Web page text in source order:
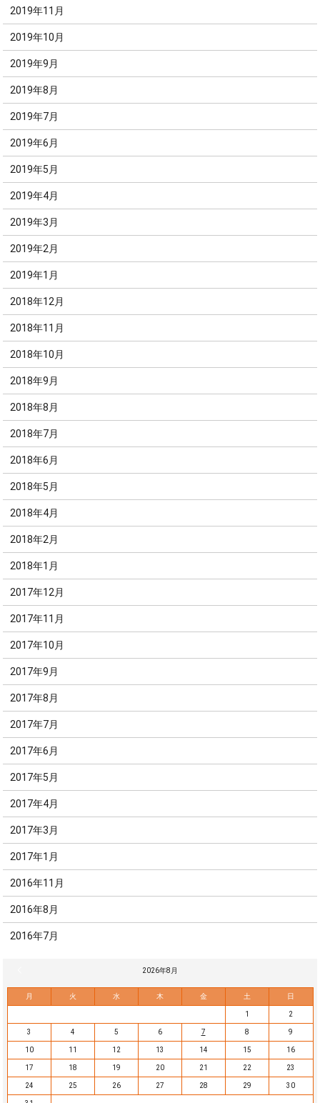
2019年11月
2019年10月
2019年9月
2019年8月
2019年7月
2019年6月
2019年5月
2019年4月
2019年3月
2019年2月
2019年1月
2018年12月
2018年11月
2018年10月
2018年9月
2018年8月
2018年7月
2018年6月
2018年5月
2018年4月
2018年2月
2018年1月
2017年12月
2017年11月
2017年10月
2017年9月
2017年8月
2017年7月
2017年6月
2017年5月
2017年4月
2017年3月
2017年1月
2016年11月
2016年8月
2016年7月
2026年8月
月 火 水 木 金 土 日
1 2
3 4 5 6 7 8 9
10 11 12 13 14 15 16
17 18 19 20 21 22 23
24 25 26 27 28 29 30